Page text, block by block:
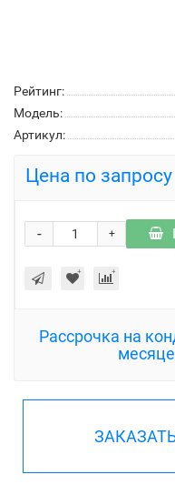
Рейтинг:
Модель:
Артикул:
Цена по запросу
+
-
Рассрочка на